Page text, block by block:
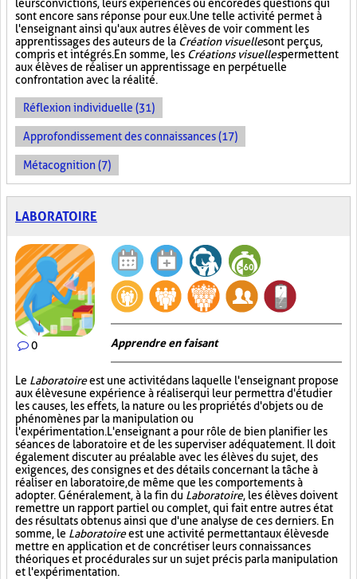
leurs convictions, leurs expériences ou encore des questions qui
sont encore sans réponse pour eux. Une telle activité permet à
l'enseignant ainsi qu'aux autres élèves de voir comment les
apprentissages des auteurs de la Création visuellesont perçus,
compris et intégrés. En somme, les Créations visuellespermettent
aux élèves de réaliser un apprentissage en perpétuelle
confrontation avec la réalité.
Réflexion individuelle (31)
Approfondissement des connaissances (17)
Métacognition (7)
LABORATOIRE
0 Apprendre en faisant
Le Laboratoireest une activité dans laquelle l'enseignant propose
aux élèves une expérience à réaliser qui leur permettra d'étudier
les causes, les effets, la nature ou les propriétés d'objets ou de
phénomènes par la manipulation ou
l'expérimentation. L'enseignant a pour rôle de bien planifier les
séances de laboratoire et de les superviser adéquatement. Il doit
également discuter au préalable avec les élèves du sujet, des
exigences, des consignes et des détails concernant la tâche à
réaliser en laboratoire, de même que les comportements à
adopter. Généralement, à la fin du Laboratoire, les élèves doivent
remettre un rapport partiel ou complet, qui fait entre autres état
des résultats obtenus ainsi que d'une analyse de ces derniers. En
somme, le Laboratoireest une activité permettant aux élèves de
mettre en application et de concrétiser leurs connaissances
théoriques et procédurales sur un sujet précis par la manipulation
et l'expérimentation.